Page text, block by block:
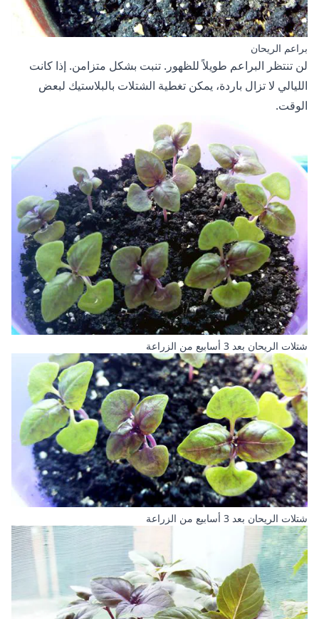
براعم الريحان
لن تنتظر البراعم طويلاً للظهور. تنبت بشكل متزامن. إذا كانت
الليالي لا تزال باردة، يمكن تغطية الشتلات بالبلاستيك لبعض
الوقت.
شتلات الريحان بعد 3 أسابيع من الزراعة
شتلات الريحان بعد 3 أسابيع من الزراعة